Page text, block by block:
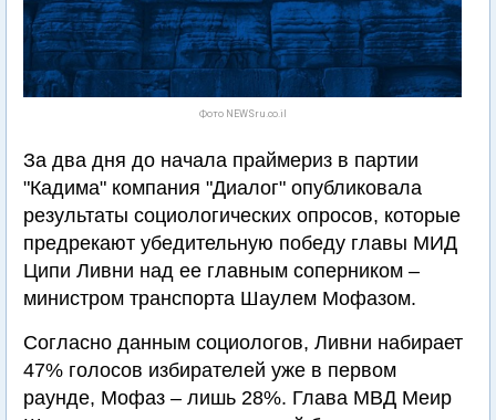
Фото NEWSru.co.il
За два дня до начала праймериз в партии
"Кадима" компания "Диалог" опубликовала
результаты социологических опросов, которые
предрекают убедительную победу главы МИД
Ципи Ливни над ее главным соперником –
министром транспорта Шаулем Мофазом.
Согласно данным социологов, Ливни набирает
47% голосов избирателей уже в первом
раунде, Мофаз – лишь 28%. Глава МВД Меир